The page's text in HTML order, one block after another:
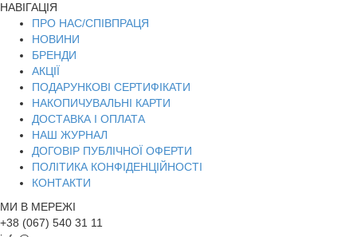
НАВІГАЦІЯ
ПРО НАС/СПІВПРАЦЯ
НОВИНИ
БРЕНДИ
АКЦІЇ
ПОДАРУНКОВІ СЕРТИФІКАТИ
НАКОПИЧУВАЛЬНІ КАРТИ
ДОСТАВКА І ОПЛАТА
НАШ ЖУРНАЛ
ДОГОВІР ПУБЛІЧНОЇ ОФЕРТИ
ПОЛІТИКА КОНФІДЕНЦІЙНОСТІ
КОНТАКТИ
МИ В МЕРЕЖІ
+38 (067) 540 31 11